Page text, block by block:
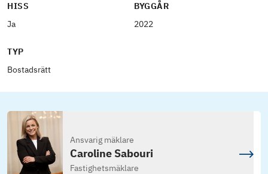
HISS
Ja
BYGGÅR
2022
TYP
Bostadsrätt
Ansvarig mäklare
Caroline Sabouri
Fastighetsmäklare